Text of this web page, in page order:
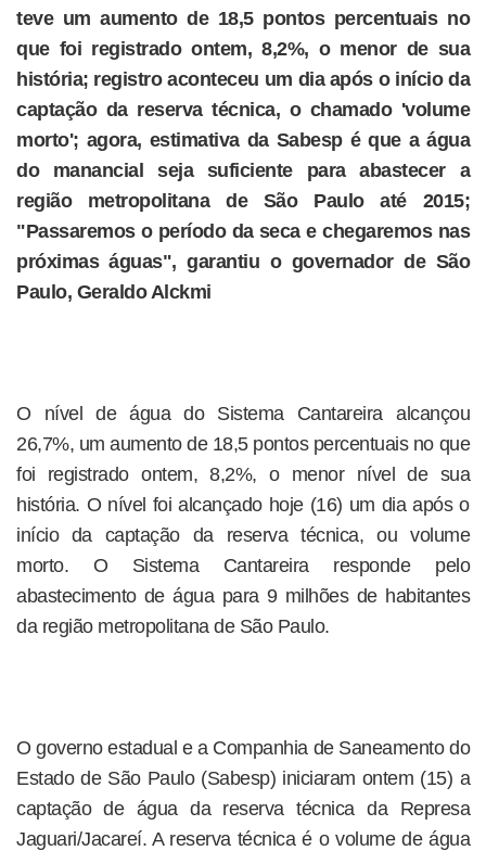
teve um aumento de 18,5 pontos percentuais no
que foi registrado ontem, 8,2%, o menor de sua
história; registro aconteceu um dia após o início da
captação da reserva técnica, o chamado 'volume
morto'; agora, estimativa da Sabesp é que a água
do manancial seja suficiente para abastecer a
região metropolitana de São Paulo até 2015;
"Passaremos o período da seca e chegaremos nas
próximas águas", garantiu o governador de São
Paulo, Geraldo Alckmi
O nível de água do Sistema Cantareira alcançou
26,7%, um aumento de 18,5 pontos percentuais no que
foi registrado ontem, 8,2%, o menor nível de sua
história. O nível foi alcançado hoje (16) um dia após o
início da captação da reserva técnica, ou volume
morto. O Sistema Cantareira responde pelo
abastecimento de água para 9 milhões de habitantes
da região metropolitana de São Paulo.
O governo estadual e a Companhia de Saneamento do
Estado de São Paulo (Sabesp) iniciaram ontem (15) a
captação de água da reserva técnica da Represa
Jaguari/Jacareí. A reserva técnica é o volume de água